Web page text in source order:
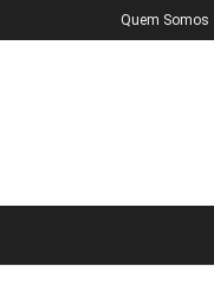
Quem Somos